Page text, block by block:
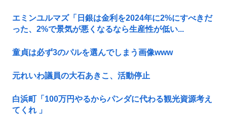
エミンユルマズ「日銀は金利を2024年に2%にすべきだ
った、2%で景気が悪くなるなら生産性が低い...
童貞は必ず3のパルを選んでしまう画像www
元れいわ議員の大石あきこ、活動停止
白浜町「100万円やるからパンダに代わる観光資源考え
てくれ 」